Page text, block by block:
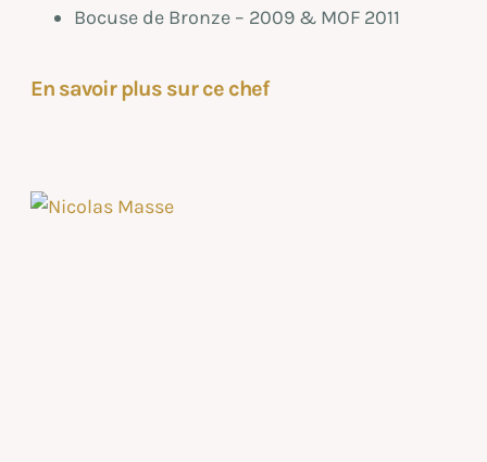
Bocuse de Bronze – 2009 & MOF 2011
En savoir plus sur ce chef